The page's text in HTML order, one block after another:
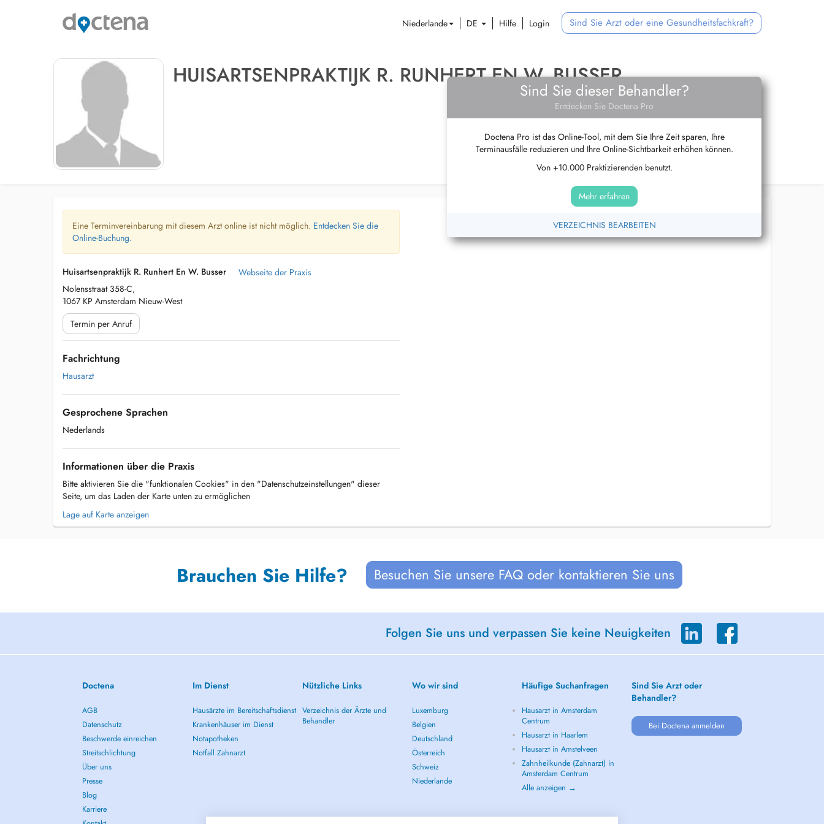
Niederlande DE Hilfe Login Sind Sie Arzt oder eine Gesundheitsfachkraft?
HUISARTSENPRAKTIJK R. RUNHERT EN W. BUSSER
Sind Sie dieser Behandler?
Entdecken Sie Doctena Pro
Doctena Pro ist das Online-Tool, mit dem Sie Ihre Zeit sparen, Ihre
Terminausfälle reduzieren und Ihre Online-Sichtbarkeit erhöhen können.
Von +10.000 Praktizierenden benutzt.
Mehr erfahren
VERZEICHNIS BEARBEITEN
Eine Terminvereinbarung mit diesem Arzt online ist nicht möglich. Entdecken Sie die
Online-Buchung.
Huisartsenpraktijk R. Runhert En W. Busser
Nolensstraat 358-C,
1067 KP Amsterdam Nieuw-West
Webseite der Praxis
Termin per Anruf
Fachrichtung
Hausarzt
Gesprochene Sprachen
Nederlands
Informationen über die Praxis
Bitte aktivieren Sie die "funktionalen Cookies" in den "Datenschutzeinstellungen" dieser
Seite, um das Laden der Karte unten zu ermöglichen
Lage auf Karte anzeigen
Brauchen Sie Hilfe? Besuchen Sie unsere FAQ oder kontaktieren Sie uns
Folgen Sie uns und verpassen Sie keine Neuigkeiten
Doctena
AGB
Datenschutz
Beschwerde einreichen
Streitschlichtung
Über uns
Presse
Blog
Karriere
Im Dienst
Hausärzte im Bereitschaftsdienst
Krankenhäuser im Dienst
Notapotheken
Notfall Zahnarzt
Nützliche Links
Verzeichnis der Ärzte und
Behandler
Wo wir sind
Luxemburg
Belgien
Deutschland
Österreich
Schweiz
Niederlande
Häufige Suchanfragen
Hausarzt in Amsterdam
Centrum
Hausarzt in Haarlem
Hausarzt in Amstelveen
Zahnheilkunde (Zahnarzt) in
Amsterdam Centrum
Alle anzeigen →
Sind Sie Arzt oder
Behandler?
Bei Doctena anmelden